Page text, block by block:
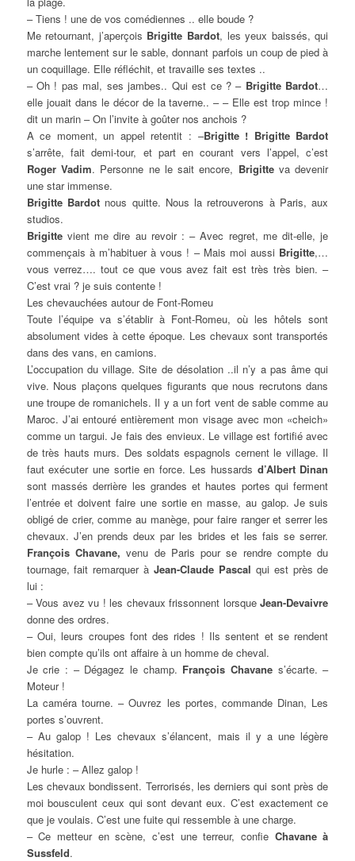
– Tiens ! une de vos comédiennes .. elle boude ?
Me retournant, j’aperçois Brigitte Bardot, les yeux baissés, qui
marche lentement sur le sable, donnant parfois un coup de pied à
un coquillage. Elle réfléchit, et travaille ses textes ..
– Oh ! pas mal, ses jambes.. Qui est ce ? – Brigitte Bardot…
elle jouait dans le décor de la taverne.. – – Elle est trop mince !
dit un marin – On l’invite à goûter nos anchois ?
A ce moment, un appel retentit : –Brigitte ! Brigitte Bardot
s’arrête, fait demi-tour, et part en courant vers l’appel, c’est
Roger Vadim. Personne ne le sait encore, Brigitteva devenir
une star immense.
Brigitte Bardotnous quitte. Nous la retrouverons à Paris, aux
studios.
Brigittevient me dire au revoir : – Avec regret, me dit-elle, je
commençais à m’habituer à vous ! – Mais moi aussi Brigitte,…
vous verrez…. tout ce que vous avez fait est très très bien. –
C’est vrai ? je suis contente !
Les chevauchées autour de Font-Romeu
Toute l’équipe va s’établir à Font-Romeu, où les hôtels sont
absolument vides à cette époque. Les chevaux sont transportés
dans des vans, en camions.
L’occupation du village. Site de désolation ..il n’y a pas âme qui
vive. Nous plaçons quelques figurants que nous recrutons dans
une troupe de romanichels. Il y a un fort vent de sable comme au
Maroc. J’ai entouré entièrement mon visage avec mon «cheich»
comme un targui. Je fais des envieux. Le village est fortifié avec
de très hauts murs. Des soldats espagnols cernent le village. Il
faut exécuter une sortie en force. Les hussards d’Albert Dinan
sont massés derrière les grandes et hautes portes qui ferment
l’entrée et doivent faire une sortie en masse, au galop. Je suis
obligé de crier, comme au manège, pour faire ranger et serrer les
chevaux. J’en prends deux par les brides et les fais se serrer.
François Chavane, venu de Paris pour se rendre compte du
tournage, fait remarquer àJean-Claude Pascal qui est près de
lui :
– Vous avez vu ! les chevaux frissonnent lorsqueJean-Devaivre
donne des ordres.
– Oui, leurs croupes font des rides ! Ils sentent et se rendent
bien compte qu’ils ont affaire à un homme de cheval.
Je crie : – Dégagez le champ. François Chavane s’écarte. –
Moteur !
La caméra tourne. – Ouvrez les portes, commande Dinan, Les
portes s’ouvrent.
– Au galop ! Les chevaux s’élancent, mais il y a une légère
hésitation.
Je hurle : – Allez galop !
Les chevaux bondissent. Terrorisés, les derniers qui sont près de
moi bousculent ceux qui sont devant eux. C’est exactement ce
que je voulais. C’est une fuite qui ressemble à une charge.
– Ce metteur en scène, c’est une terreur, confie Chavane à
Sussfeld.